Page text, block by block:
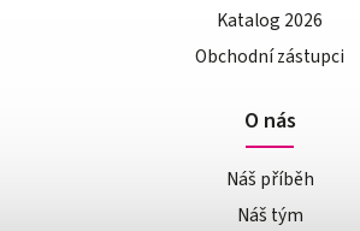
Katalog 2026
Obchodní zástupci
O nás
Náš příběh
Náš tým